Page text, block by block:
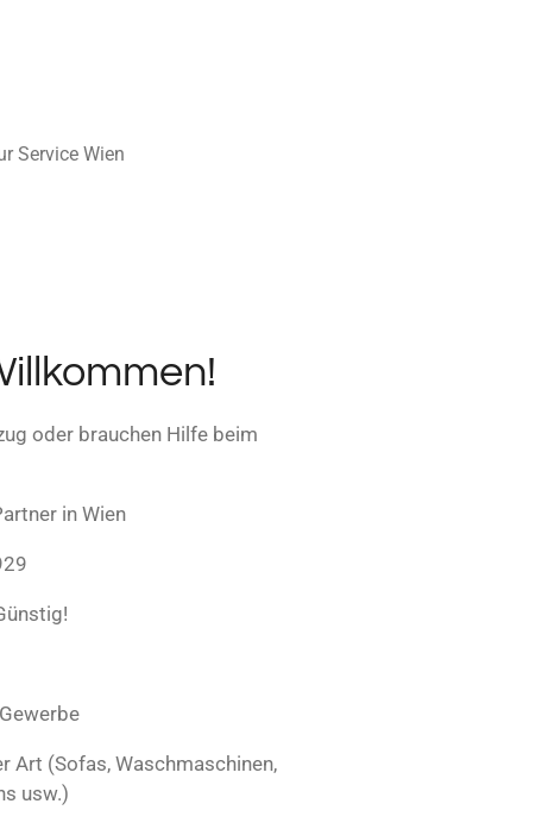
Service Wien
oder brauchen Hilfe beim
in Wien
Art (Sofas, Waschmaschinen,
usw.)